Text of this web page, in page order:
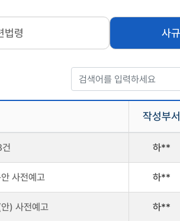
법령 사
작성부서
하**
사전예고 하**
) 사전예고 하**